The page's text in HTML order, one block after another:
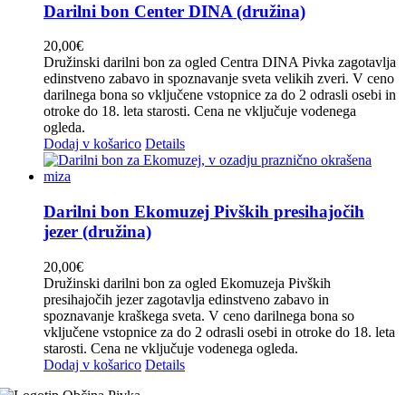
Darilni bon Center DINA (družina)
20,00€
Družinski darilni bon za ogled Centra DINA Pivka zagotavlja
edinstveno zabavo in spoznavanje sveta velikih zveri. V ceno
darilnega bona so vključene vstopnice za do 2 odrasli osebi in
otroke do 18. leta starosti. Cena ne vključuje vodenega
ogleda.
Dodaj v košarico Details
Darilni bon Ekomuzej Pivških presihajočih
jezer (družina)
20,00€
Družinski darilni bon za ogled Ekomuzeja Pivških
presihajočih jezer zagotavlja edinstveno zabavo in
spoznavanje kraškega sveta. V ceno darilnega bona so
vključene vstopnice za do 2 odrasli osebi in otroke do 18. leta
starosti. Cena ne vključuje vodenega ogleda.
Dodaj v košarico Details